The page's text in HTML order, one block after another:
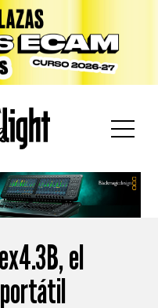
el